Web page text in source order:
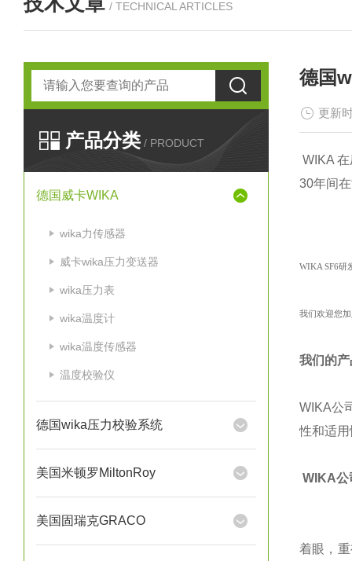
/ TECHNICAL ARTICLES
产品分类 / PRODUCT
德国威卡WIKA
wika力传感器
威卡wika压力变送器
wika压力表
wika温度计
wika温度传感器
温度校验仪
德国wika压力校验系统
美国米顿罗MiltonRoy
美国固瑞克GRACO
德国
更新
WIKA
30年间
WIKA SF6研
我们欢迎您
我们的
WIKA公
性和适
WIKA公
着眼，